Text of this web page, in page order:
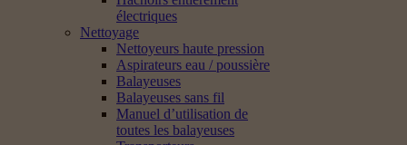
électriques
Nettoyage
Nettoyeurs haute pression
Aspirateurs eau / poussière
Balayeuses
Balayeuses sans fil
Manuel d’utilisation de
toutes les balayeuses